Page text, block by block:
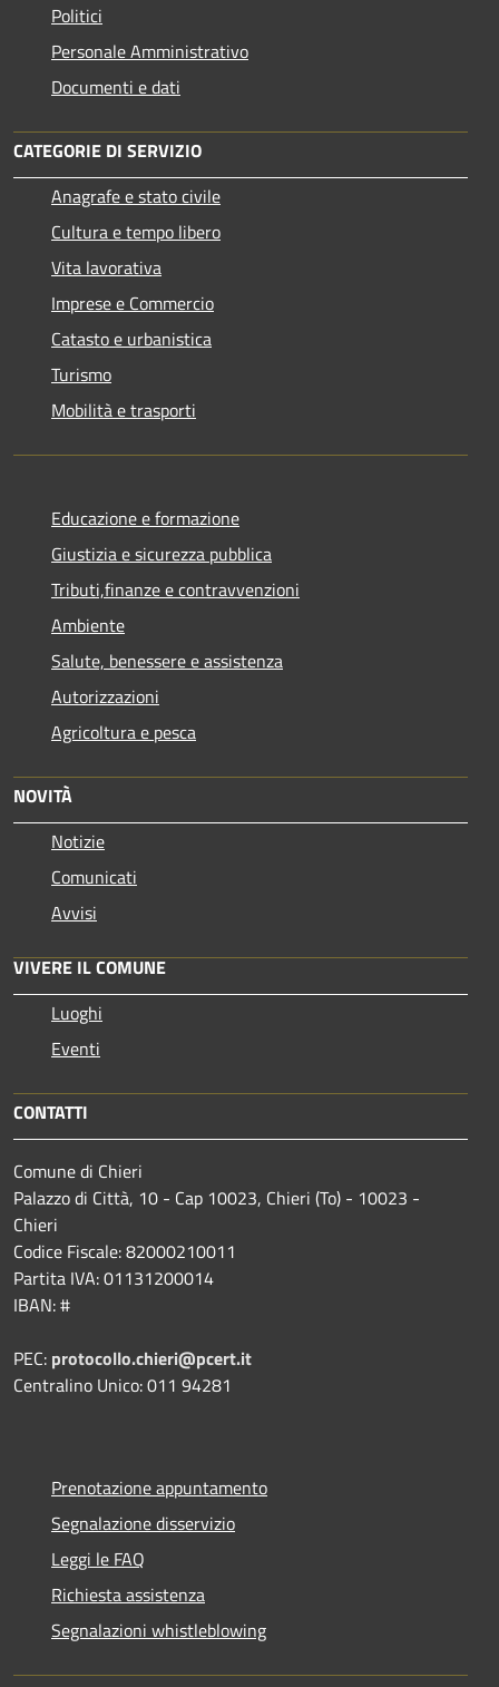
Politici
Personale Amministrativo
Documenti e dati
CATEGORIE DI SERVIZIO
Anagrafe e stato civile
Cultura e tempo libero
Vita lavorativa
Imprese e Commercio
Catasto e urbanistica
Turismo
Mobilità e trasporti
Educazione e formazione
Giustizia e sicurezza pubblica
Tributi,finanze e contravvenzioni
Ambiente
Salute, benessere e assistenza
Autorizzazioni
Agricoltura e pesca
NOVITÀ
Notizie
Comunicati
Avvisi
VIVERE IL COMUNE
Luoghi
Eventi
CONTATTI
Comune di Chieri
Palazzo di Città, 10 - Cap 10023, Chieri (To) - 10023 -
Chieri
Codice Fiscale: 82000210011
Partita IVA: 01131200014
IBAN: #
PEC: protocollo.chieri@pcert.it
Centralino Unico: 011 94281
Prenotazione appuntamento
Segnalazione disservizio
Leggi le FAQ
Richiesta assistenza
Segnalazioni whistleblowing